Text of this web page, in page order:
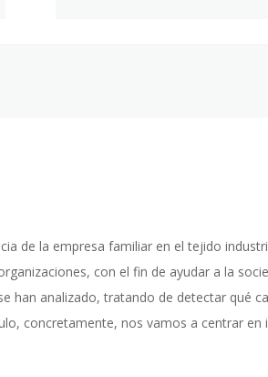
de la empresa familiar en el tejido
con el fin de ayudar a la
han analizado, tratando de detectar qué
concretamente, nos vamos a centrar